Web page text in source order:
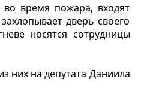
время пожара, входят
дверь своего
носятся сотрудницы
них на депутата Даниила